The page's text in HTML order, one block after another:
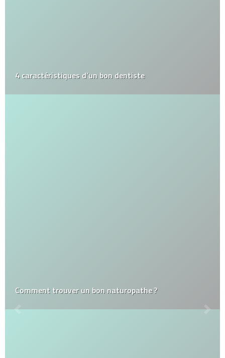
4 caractéristiques d’un bon dentiste
Comment trouver un bon naturopathe ?